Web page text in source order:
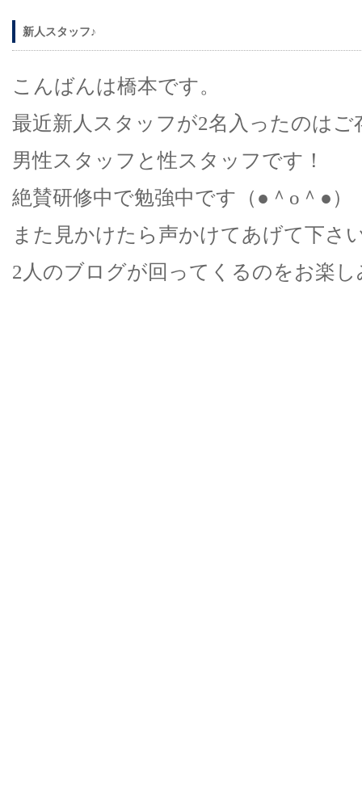
新人スタッフ♪
こんばんは橋本です。
最近新人スタッフが2名入ったのはご
男性スタッフと性スタッフです！
絶賛研修中で勉強中です（●＾o＾●）
また見かけたら声かけてあげて下さ
2人のブログが回ってくるのをお楽し